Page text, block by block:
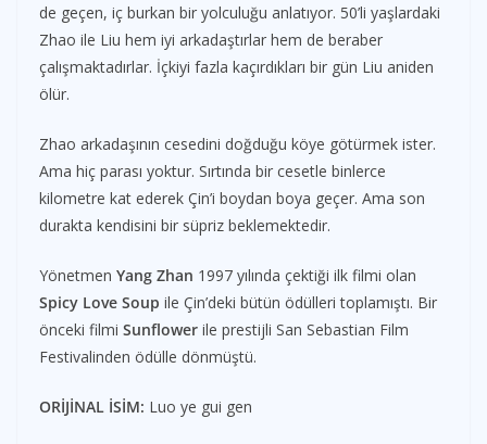
de geçen, iç burkan bir yolculuğu anlatıyor. 50’li yaşlardaki
Zhao ile Liu hem iyi arkadaştırlar hem de beraber
çalışmaktadırlar. İçkiyi fazla kaçırdıkları bir gün Liu aniden
ölür.
Zhao arkadaşının cesedini doğduğu köye götürmek ister.
Ama hiç parası yoktur. Sırtında bir cesetle binlerce
kilometre kat ederek Çin’i boydan boya geçer. Ama son
durakta kendisini bir süpriz beklemektedir.
Yönetmen Yang Zhan 1997 yılında çektiği ilk filmi olan
Spicy Love Soup ile Çin’deki bütün ödülleri toplamıştı. Bir
önceki filmi Sunflower ile prestijli San Sebastian Film
Festivalinden ödülle dönmüştü.
ORİJİNAL İSİM: Luo ye gui gen